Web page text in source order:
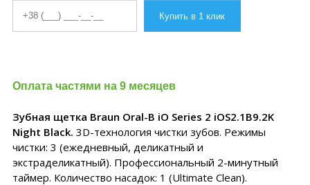
Оплата частями на 9 месяцев
Зубная щетка Braun Oral-B iO Series 2 iOS2.1B9.2K
Night Black. 3D-технология чистки зубов. Режимы
чистки: 3 (ежедневный, деликатный и
экстраделикатный). Профессиональный 2-минутный
таймер. Количество насадок: 1 (Ultimate Clean).